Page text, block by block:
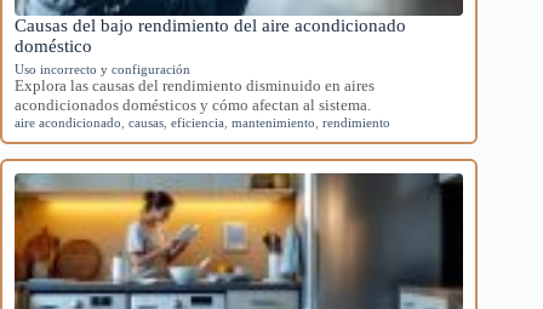
Causas del bajo rendimiento del aire acondicionado
doméstico
Uso incorrecto y configuración
Explora las causas del rendimiento disminuido en aires
acondicionados domésticos y cómo afectan al sistema.
aire acondicionado causas eficiencia mantenimiento rendimiento